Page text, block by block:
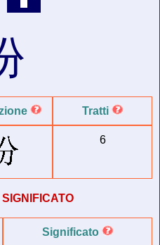
Tratti
6
Significato